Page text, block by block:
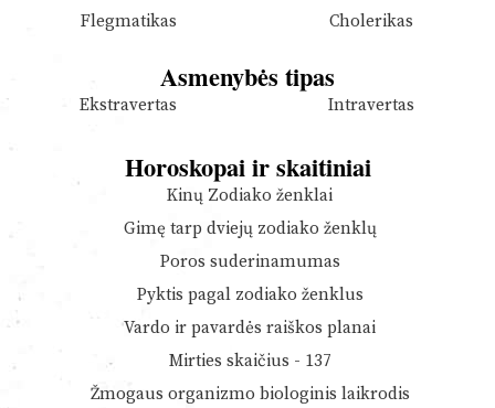
Flegmatikas
Cholerikas
Asmenybės tipas
Ekstravertas Intravertas
Horoskopai ir skaitiniai
Kinų Zodiako ženklai
Gimę tarp dviejų zodiako ženklų
Poros suderinamumas
Pyktis pagal zodiako ženklus
Vardo ir pavardės raiškos planai
Mirties skaičius - 137
Žmogaus organizmo biologinis laikrodis